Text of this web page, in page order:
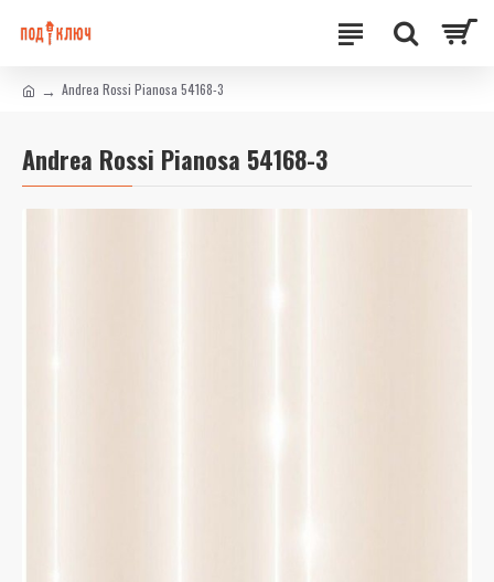
Andrea Rossi Pianosa 54168-3
Andrea Rossi Pianosa 54168-3